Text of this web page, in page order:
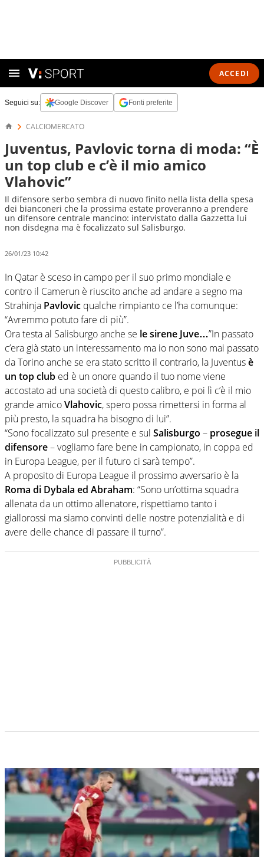
ACCEDI
Seguici su: Google Discover Fonti preferite
CALCIOMERCATO
Juventus, Pavlovic torna di moda: “È
un top club e c’è il mio amico
Vlahovic”
Il difensore serbo sembra di nuovo finito nella lista della spesa
dei bianconeri che la prossima estate proveranno a prendere
un difensore centrale mancino: intervistato dalla Gazzetta lui
non disdegna ma è focalizzato sul Salisburgo.
26/01/23 10:42
In Qatar è sceso in campo per il suo primo mondiale e
contro il Camerun è riuscito anche ad andare a segno ma
Strahinja Pavlovic qualche rimpianto ce l’ha comunque:
“Avremmo potuto fare di più”.
Ora testa al Salisburgo anche se le sirene Juve…”In passato
c’era già stato un interessamento ma io non sono mai passato
da Torino anche se era stato scritto il contrario, la Juventusè
un top club ed è un onore quando il tuo nome viene
accostato ad una società di questo calibro, e poi lì c’è il mio
grande amicoVlahovic, spero possa rimettersi in forma al
più presto, la squadra ha bisogno di lui”.
“Sono focalizzato sul presente e sul Salisburgo – prosegue il
difensore– vogliamo fare bene in campionato, in coppa ed
in Europa League, per il futuro ci sarà tempo”.
A proposito di Europa League il prossimo avversario è la
Roma di Dybala ed Abraham: “Sono un’ottima squadra
allenata da un ottimo allenatore, rispettiamo tanto i
giallorossi ma siamo convinti delle nostre potenzialità e di
avere delle chance di passare il turno”.